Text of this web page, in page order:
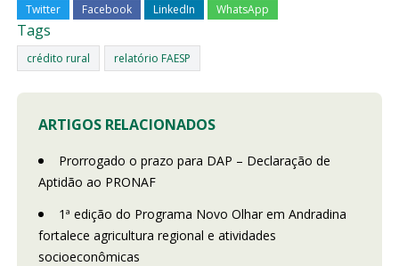
Twitter Facebook LinkedIn WhatsApp
Tags
crédito rural relatório FAESP
ARTIGOS RELACIONADOS
Prorrogado o prazo para DAP – Declaração de
Aptidão ao PRONAF
1ª edição do Programa Novo Olhar em Andradina
fortalece agricultura regional e atividades
socioeconômicas